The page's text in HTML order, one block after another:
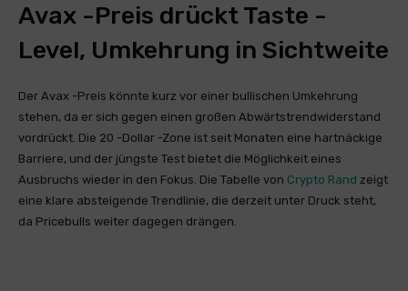
Avax -Preis drückt Taste -
Level, Umkehrung in Sichtweite
Der Avax -Preis könnte kurz vor einer bullischen Umkehrung
stehen, da er sich gegen einen großen Abwärtstrendwiderstand
vordrückt. Die 20 -Dollar -Zone ist seit Monaten eine hartnäckige
Barriere, und der jüngste Test bietet die Möglichkeit eines
Ausbruchs wieder in den Fokus. Die Tabelle von Crypto Rand zeigt
eine klare absteigende Trendlinie, die derzeit unter Druck steht,
da Pricebulls weiter dagegen drängen.